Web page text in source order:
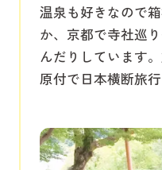
温泉も好きなので
か、京都で寺社巡
んだりしています
原付で日本横断旅